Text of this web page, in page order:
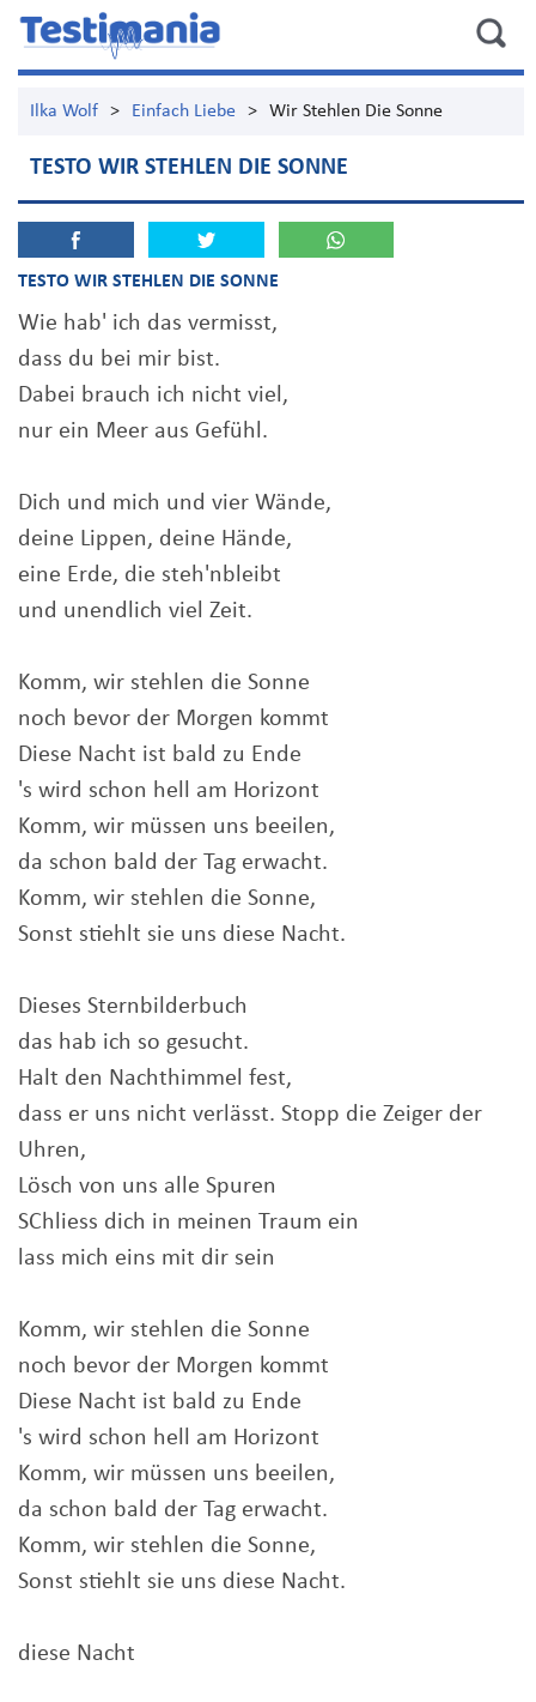
Ilka Wolf > Einfach Liebe > Wir Stehlen Die Sonne
TESTO WIR STEHLEN DIE SONNE
TESTO WIR STEHLEN DIE SONNE
Wie hab' ich das vermisst,
dass du bei mir bist.
Dabei brauch ich nicht viel,
nur ein Meer aus Gefühl.
Dich und mich und vier Wände,
deine Lippen, deine Hände,
eine Erde, die steh'nbleibt
und unendlich viel Zeit.
Komm, wir stehlen die Sonne
noch bevor der Morgen kommt
Diese Nacht ist bald zu Ende
's wird schon hell am Horizont
Komm, wir müssen uns beeilen,
da schon bald der Tag erwacht.
Komm, wir stehlen die Sonne,
Sonst stiehlt sie uns diese Nacht.
Dieses Sternbilderbuch
das hab ich so gesucht.
Halt den Nachthimmel fest,
dass er uns nicht verlässt. Stopp die Zeiger der
Uhren,
Lösch von uns alle Spuren
SChliess dich in meinen Traum ein
lass mich eins mit dir sein
Komm, wir stehlen die Sonne
noch bevor der Morgen kommt
Diese Nacht ist bald zu Ende
's wird schon hell am Horizont
Komm, wir müssen uns beeilen,
da schon bald der Tag erwacht.
Komm, wir stehlen die Sonne,
Sonst stiehlt sie uns diese Nacht.
diese Nacht